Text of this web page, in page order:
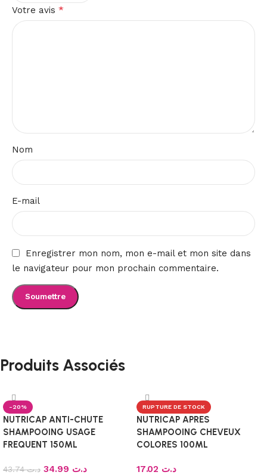
Votre avis *
Nom
E-mail
Enregistrer mon nom, mon e-mail et mon site dans
le navigateur pour mon prochain commentaire.
Produits Associés
-20%
NUTRICAP ANTI-CHUTE
SHAMPOOING USAGE
FREQUENT 150ML
د.ت43.74 د.ت
RUPTURE DE STOCK
NUTRICAP APRES
SHAMPOOING CHEVEUX
COLORES 100ML
د.ت